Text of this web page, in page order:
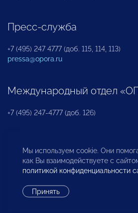
Пресс-служба
+7 (495) 247 4777 (доб. 115, 114, 113)
pressa@opora.ru
Международный отдел
+7 (495) 247-4777 (доб. 126)
Бюро по защите прав
инвесторов
Мы используем cookie. Они
как Вы взаимодействуете с
политикой конфиденциальности
Принять